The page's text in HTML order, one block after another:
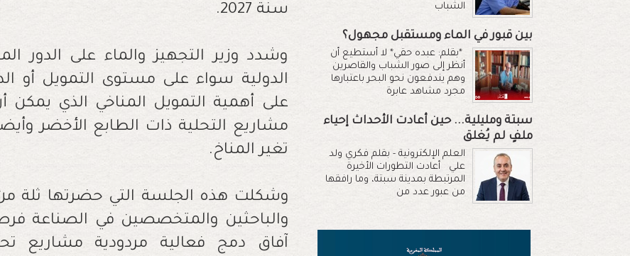
سنة 2027.
وشدد وزير التجهيز والماء على الدور
الدولية سواء على مستوى التمويل أو
على أهمية التمويل المناخي الذي
مشاريع التحلية ذات الطابع الأخضر
تغير المناخ.
وشكلت هذه الجلسة التي حضرتها ثلة من
والباحثين والمتخصصين في الصناعة
آفاق دمج فعالية مردودية مشاريع
الشباب
بين قبور في الماء ومستقبل مجهول؟
*بقلم: عبده حقي* لا أستطيع أن
أنظر إلى صور الشباب والقاصرين
وهم يندفعون نحو البحر باعتبارها
مجرد مشاهد عابرة
سبتة ومليلية... حين أعادت الأحداث إحياء
ملفٍ لم يُغلق
العلم الإلكترونية - بقلم فكري ولد
علي أعادت التطورات الأخيرة
المرتبطة بمدينة سبتة، وما رافقها
من عبور عدد من